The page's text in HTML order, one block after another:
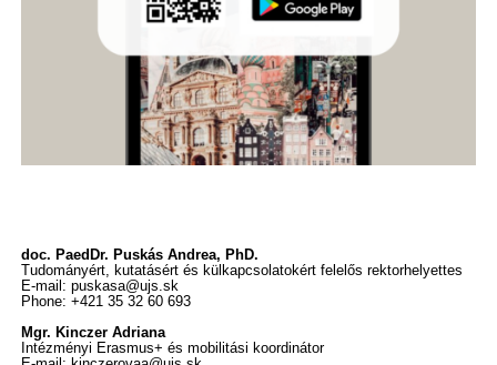
doc. PaedDr. Puskás Andrea, PhD.
Tudományért, kutatásért és külkapcsolatokért felelős rektorhelyettes
E-mail: puskasa@ujs.sk
Phone: +421 35 32 60 693
Mgr. Kinczer Adriana
Intézményi Erasmus+ és mobilitási koordinátor